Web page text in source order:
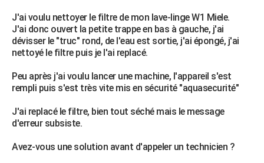
WEEK-END
Guides de France
Escapades
Patrimoine
Expositions
Musées
Week-end nature
+LIFESTYLE
Art de vivre
Bien-être
Loisirs
Mode
Modes de vie
Alimentation
Guide de la santé
Maladies
Médicaments
Sommeil
VOYAGE
Destinations
City break
Voyage nature
Voyage de noces
Forum
Climat
PHOTO
J'ai voulu nettoyer le filtre de mon lave-linge W1 Miele.
J'ai donc ouvert la petite trappe en bas à gauche, j'ai
dévisser le "truc" rond, de l'eau est sortie, j'ai épongé, j'ai
nettoyé le filtre puis je l'ai replacé.
Peu après j'ai voulu lancer une machine, l'appareil s'est
rempli puis s'est très vite mis en sécurité "aquasecurité"
J'ai replacé le filtre, bien tout séché mais le message
d'erreur subsiste.
Avez-vous une solution avant d'appeler un technicien ?